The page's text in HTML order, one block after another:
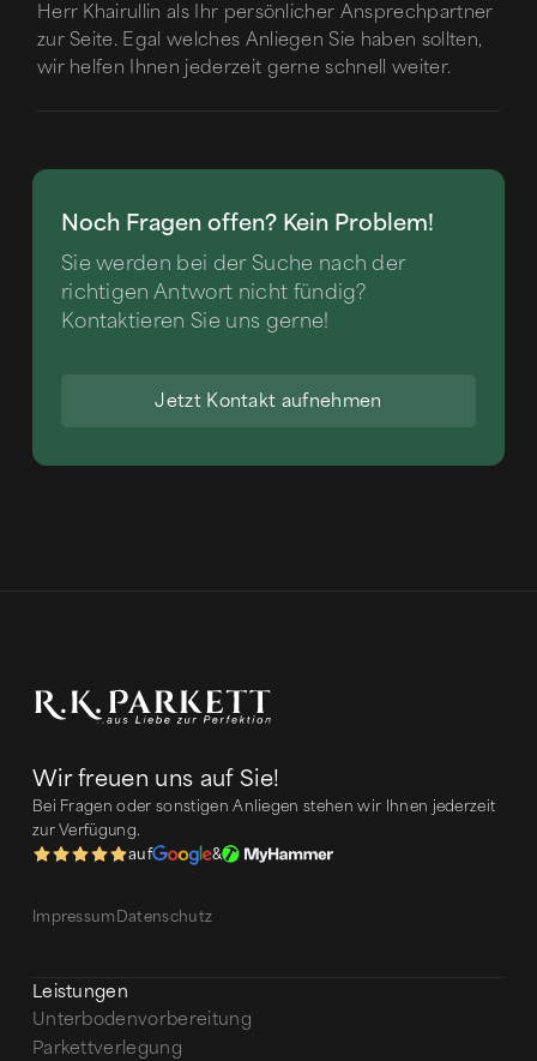
Herr Khairullin als Ihr persönlicher Ansprechpartner
zur Seite. Egal welches Anliegen Sie haben sollten,
wir helfen Ihnen jederzeit gerne schnell weiter.
Noch Fragen offen? Kein Problem!
Sie werden bei der Suche nach der
richtigen Antwort nicht fündig?
Kontaktieren Sie uns gerne!
Jetzt Kontakt aufnehmen
Wir freuen uns auf Sie!
Bei Fragen oder sonstigen Anliegen stehen wir Ihnen jederzeit
zur Verfügung.
auf
&
Impressum Datenschutz
Leistungen
Unterbodenvorbereitung
Parkettverlegung